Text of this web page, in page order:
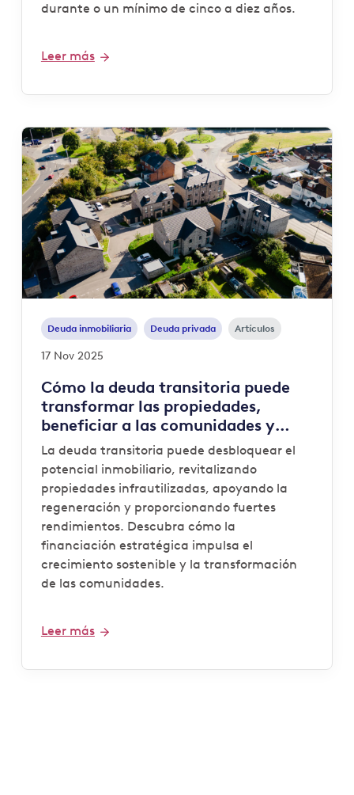
durante o un mínimo de cinco a diez años.
Leer más
Deuda inmobiliaria Deuda privada Artículos
17 Nov 2025
Cómo la deuda transitoria puede
transformar las propiedades,
beneficiar a las comunidades y
generar beneficios
La deuda transitoria puede desbloquear el
potencial inmobiliario, revitalizando
propiedades infrautilizadas, apoyando la
regeneración y proporcionando fuertes
rendimientos. Descubra cómo la
financiación estratégica impulsa el
crecimiento sostenible y la transformación
de las comunidades.
Leer más